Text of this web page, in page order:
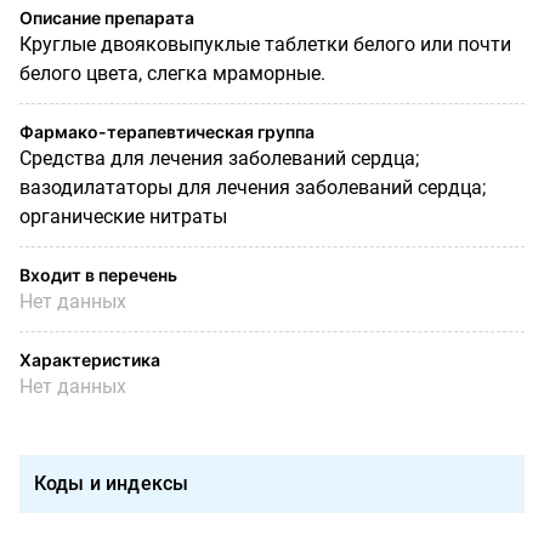
Описание препарата
Круглые двояковыпуклые таблетки белого или почти
белого цвета, слегка мраморные.
Фармако-терапевтическая группа
Средства для лечения заболеваний сердца;
вазодилататоры для лечения заболеваний сердца;
органические нитраты
Входит в перечень
Нет данных
Характеристика
Нет данных
Коды и индексы